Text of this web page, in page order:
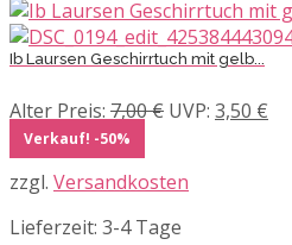
Ib Laursen Geschirrtuch mit gelb...
Alter Preis: 7,00€ Ursprünglicher
7,00 €
UVP: 3,50 €
Verkauf! -50%
zzgl. Versandkosten
Lieferzeit: 3-4 Tage